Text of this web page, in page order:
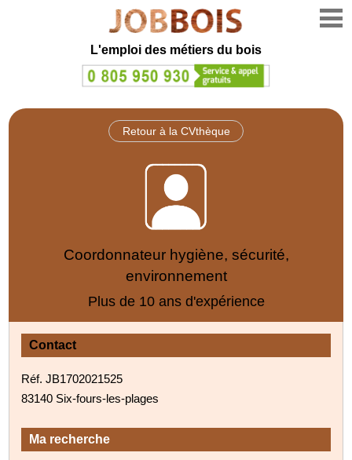
L'emploi des métiers du bois
Retour à la CVthèque
Coordonnateur hygiène, sécurité,
environnement
Plus de 10 ans d'expérience
Contact
Réf. JB1702021525
83140 Six-fours-les-plages
Ma recherche